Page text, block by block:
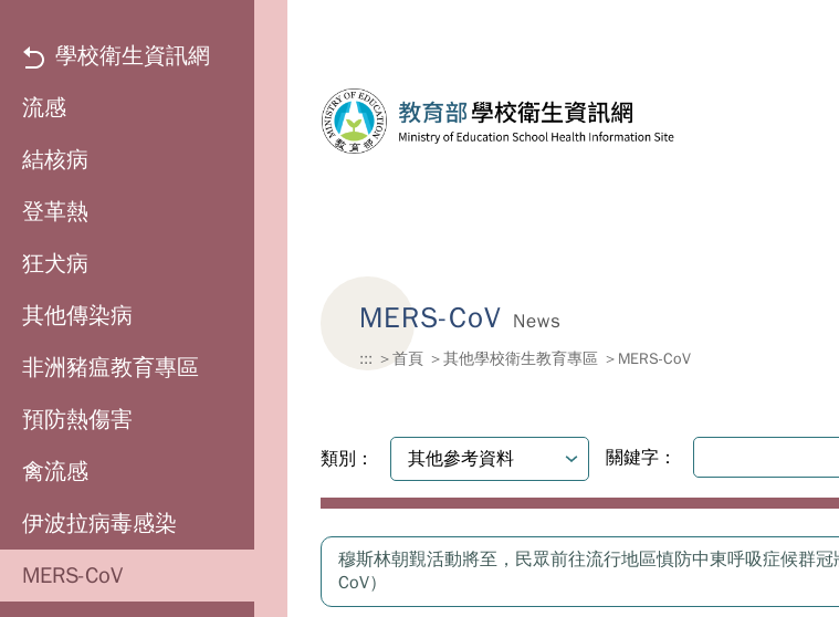
學校衛生資訊網
流感
結核病
登革熱
狂犬病
其他傳染病
非洲豬瘟教育專區
預防熱傷害
禽流感
伊波拉病毒感染
MERS-CoV
MERS-CoV News
::: 首頁 其他學校衛生教育專區 MERS-CoV
類別： 關鍵字：
穆斯林朝覲活動將至，民眾前往流行地區慎防中東呼吸症候群
CoV）